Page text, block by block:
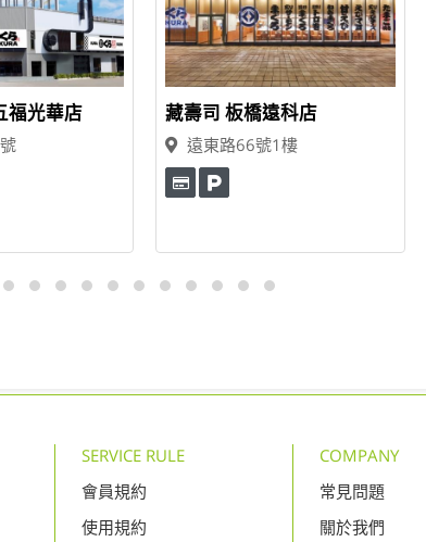
福光華店 藏壽司 板橋遠科店
遠東路66號1樓
SERVICE RULE
會員規約
使用規約
COMPANY
常見問題
關於我們